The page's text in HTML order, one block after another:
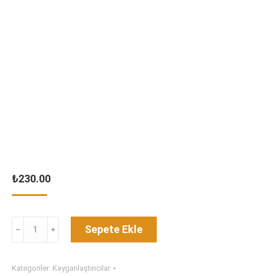
₺230.00
Ml
Sepete Ekle
Kategoriler: Kayganlaştırıcılar